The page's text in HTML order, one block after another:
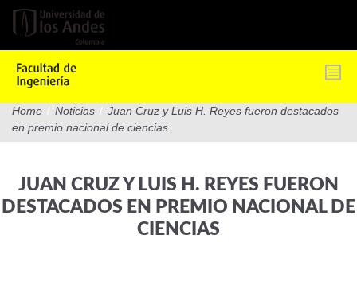
Pasar
contenido
Home / Noticias / Juan Cruz y Luis H. Reyes fueron destacados
en premio nacional de ciencias
JUAN CRUZ Y LUIS H. REYES FUERON
DESTACADOS EN PREMIO NACIONAL DE
CIENCIAS